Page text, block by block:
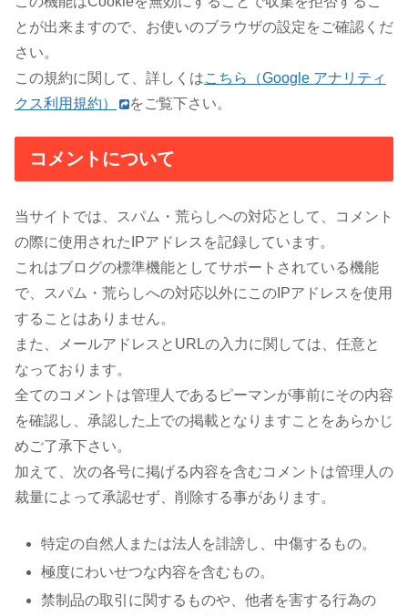
とが出来ますので、お使いのブラウザの設定をご確認くだ
さい。
この規約に関して、詳しくはこちら（Google アナリティ
クス利用規約）
をご覧下さい。
コメントについて
当サイトでは、スパム・荒らしへの対応として、コメント
の際に使用されたIPアドレスを記録しています。
これはブログの標準機能としてサポートされている機能
で、スパム・荒らしへの対応以外にこのIPアドレスを使用
することはありません。
また、メールアドレスとURLの入力に関しては、任意と
なっております。
全てのコメントは管理人であるピーマンが事前にその内容
を確認し、承認した上での掲載となりますことをあらかじ
めご了承下さい。
加えて、次の各号に掲げる内容を含むコメントは管理人の
裁量によって承認せず、削除する事があります。
特定の自然人または法人を誹謗し、中傷するもの。
極度にわいせつな内容を含むもの。
禁制品の取引に関するものや、他者を害する行為の